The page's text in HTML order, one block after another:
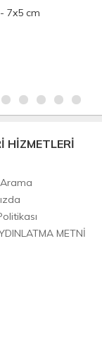
7x5 cm
HİZMETLERİ
METNİ